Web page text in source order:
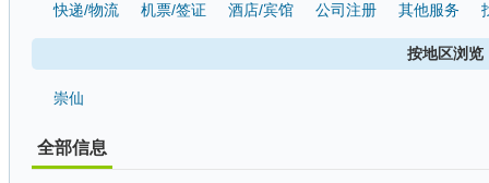
快递/物流
机票/签证 酒店/宾馆 公司注册 其他服务
按地区浏览
崇仙
全部信息